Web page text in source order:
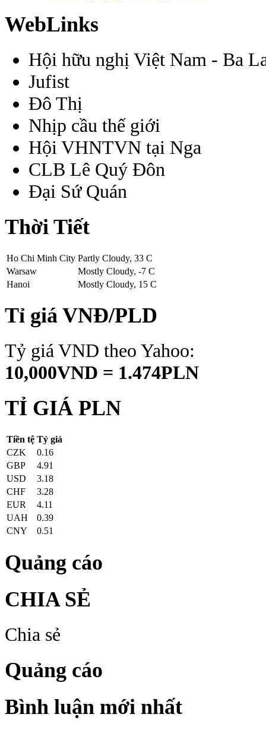
WebLinks
Hội hữu nghị Việt Nam - Ba
Jufist
Đô Thị
Nhịp cầu thế giới
Hội VHNTVN tại Nga
CLB Lê Quý Đôn
Đại Sứ Quán
Thời Tiết
Ho Chi Minh City Partly Cloudy, 33 C
Warsaw
Mostly Cloudy, -7 C
Hanoi
Mostly Cloudy, 15 C
Tỉ giá VNĐ/PLD
Tỷ giá VND theo Yahoo:
10,000VND = 1.474PLN
TỈ GIÁ PLN
Tiền tệ Tỷ giá
CZK
0.16
GBP
4.91
USD
3.18
CHF
3.28
EUR
4.11
UAH
0.39
CNY
0.51
Quảng cáo
CHIA SẺ
Chia sẻ
Quảng cáo
Bình luận mới nhất